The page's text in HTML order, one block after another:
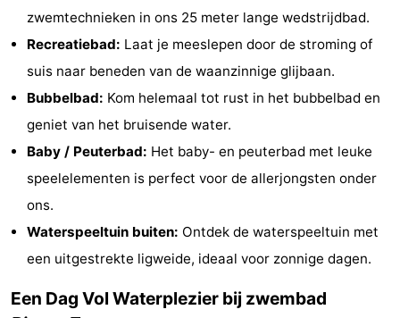
doen
Bezienswaardigheden
-
Musea
Monumenten
Uitkijkpunten
Attracties
Rondvaarten
Speeltuinen
-
zwemtechnieken in ons 25 meter lange wedstrijdbad.
Recreatiebad: Laat je meeslepen door de stroming of
suis naar beneden van de waanzinnige glijbaan.
Bubbelbad: Kom helemaal tot rust in het bubbelbad en
geniet van het bruisende water.
Baby / Peuterbad: Het baby- en peuterbad met leuke
speelelementen is perfect voor de allerjongsten onder
ons.
Waterspeeltuin buiten: Ontdek de waterspeeltuin met
een uitgestrekte ligweide, ideaal voor zonnige dagen.
Een Dag Vol Waterplezier bij zwembad